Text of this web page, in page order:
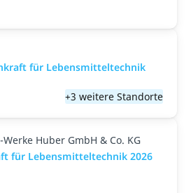
für Lebensmitteltechnik
+3 weitere Standorte
Huber GmbH & Co. KG
für Lebensmitteltechnik 2026